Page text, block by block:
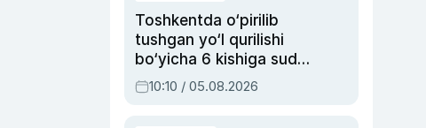
Toshkentda o‘pirilib
tushgan yo‘l qurilishi
bo‘yicha 6 kishiga sud
hukmi o‘qildi
10:10 / 05.08.2026